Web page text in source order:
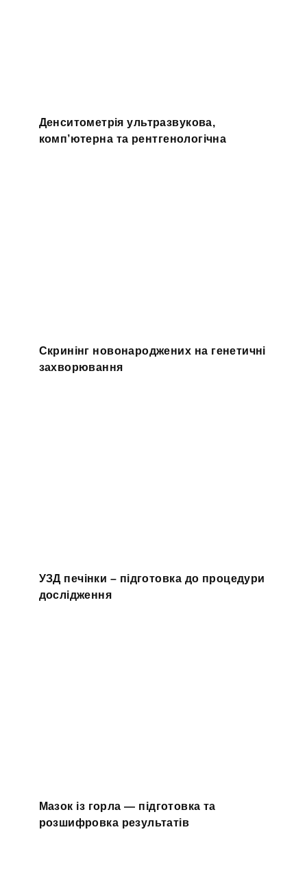
Денситометрія ультразвукова,
комп’ютерна та рентгенологічна
Скринінг новонароджених на генетичні
захворювання
УЗД печінки – підготовка до процедури
дослідження
Мазок із горла — підготовка та
розшифровка результатів